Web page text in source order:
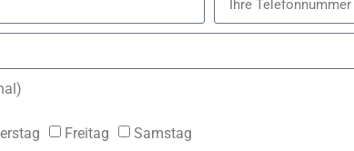
Freitag Samstag